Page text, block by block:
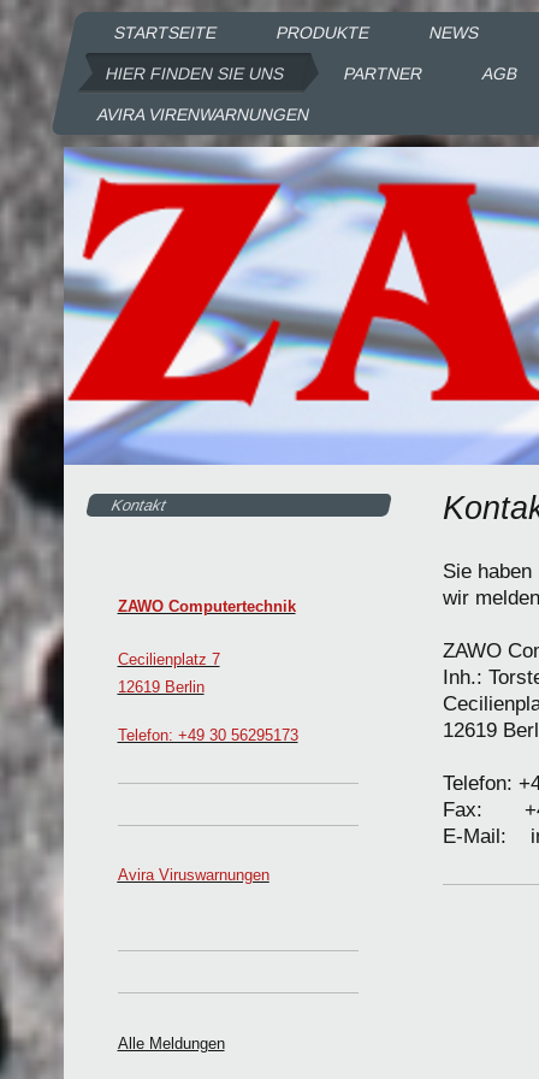
STARTSEITE PRODUKTE NEWS
HIER FINDEN SIE UNS PARTNER AGB
AVIRA VIRENWARNUNGEN
Sie
wir
ZAWO
Inh.:
12619
Telefon:
Fax:
E-Mail:
Kontakt
ZAWO Computertechnik
Cecilienplatz 7
12619 Berlin
Telefon: +49 30 56295173
Avira Viruswarnungen
Alle Meldungen